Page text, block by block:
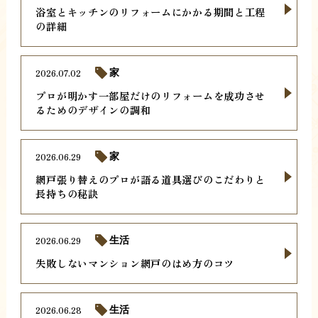
浴室とキッチンのリフォームにかかる期間と工程
の詳細
プロが明かす一部屋だけのリフォームを成功させ
るためのデザインの調和
2026.07.02 家
網戸張り替えのプロが語る道具選びのこだわりと
長持ちの秘訣
2026.06.29 家
失敗しないマンション網戸のはめ方のコツ
2026.06.29 生活
2026.06.28 生活